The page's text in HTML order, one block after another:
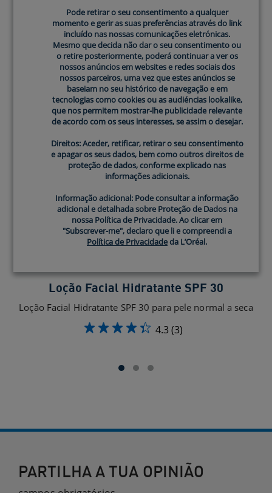
Poderás Também Gostar
Loção Facial Hidratante SPF 30
Loção Facial Hidratante SPF 30 para pele normal a seca
4.3(3)
Pode retirar o seu consentimento a qualquer
momento e gerir as suas preferências através do link
incluído nas nossas comunicações eletrónicas.
Mesmo que decida não dar o seu consentimento ou
o retire posteriormente, poderá continuar a ver os
nossos anúncios em websites e redes sociais dos
nossos parceiros, uma vez que estes anúncios se
baseiam no seu histórico de navegação e em
tecnologias como cookies ou as audiéncias lookalike,
que nos permitem mostrar-lhe publicidade relevante
de acordo com os seus interesses, se assim o desejar.
Direitos: Aceder, retificar, retirar o seu consentimento
e apagar os seus dados, bem como outros direitos de
proteção de dados, conforme explicado nas
informações adicionais.
Informação adicional: Pode consultar a informação
adicional e detalhada sobre Proteção de Dados na
nossa Política de Privacidade. Ao clicar em
"Subscrever-me", declaro que li e compreendi a
Política de Privacidadeda L’Oréal.
PARTILHA A TUA OPINIÃO
Pode retirar o seu consentimento a qualquer
momento e gerir as suas preferências através do link
incluído nas nossas comunicações eletrónicas.
Mesmo que decida não dar o seu consentimento ou
o retire posteriormente, poderá continuar a ver os
nossos anúncios em websites e redes sociais dos
nossos parceiros, uma vez que estes anúncios se
baseiam no seu histórico de navegação e em
tecnologias como cookies ou as audiéncias lookalike,
que nos permitem mostrar-lhe publicidade relevante
de acordo com os seus interesses, se assim o desejar.
Direitos: Aceder, retificar, retirar o seu consentimento
e apagar os seus dados, bem como outros direitos de
proteção de dados, conforme explicado nas
informações adicionais.
Informação adicional: Pode consultar a informação
adicional e detalhada sobre Proteção de Dados na
nossa Política de Privacidade. Ao clicar em
"Subscrever-me", declaro que li e compreendi a
Política de Privacidadeda L’Oréal.